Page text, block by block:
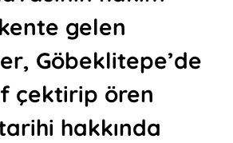
gelen
Göbeklitepe’de
çektirip ören
hakkında